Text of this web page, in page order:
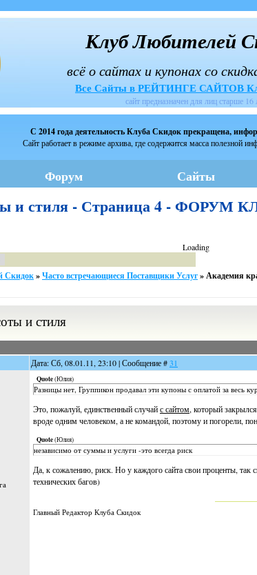
Клуб Любителей
всё о сайтах и купонах со
Все Сайты в РЕЙТИНГЕ САЙТОВ
сайт предназначен для лиц старше 16
С 2014 года деятельность Клуба Скидок прекращена,
Сайт работает в режиме архива, где содержится масса полезной
Форум Сайты
и стиля - Страница 4 - ФОРУМ
Loading
Скидок»Часто встречающиеся Поставщики Услуг»Академия
и стиля
Дата: Сб, 08.01.11, 23:10 | Сообщение #31
Quote(Юлия)
Разницы нет, Группикон продавал эти купоны с оплатой за весь
Это, пожалуй, единственный случайс сайтом, который
вроде одним человеком, а не командой, поэтому и погорели,
Quote(Юлия)
независимо от суммы и услуги -это всегда риск
Да, к сожалению, риск. Но у каждого сайта свои проценты,
технических багов)
Главный Редактор Клуба Скидок